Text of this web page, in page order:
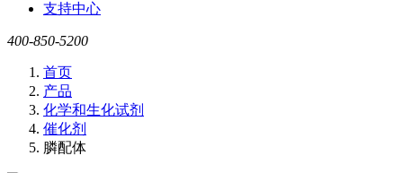
支持中心
400-850-5200
首页
产品
化学和生化试剂
催化剂
膦配体